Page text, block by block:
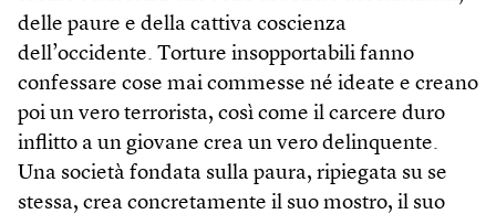
delle paure e della cattiva coscienza
dell’occidente. Torture insopportabili fanno
confessare cose mai commesse né ideate e creano
poi un vero terrorista, così come il carcere duro
inflitto a un giovane crea un vero delinquente.
Una società fondata sulla paura, ripiegata su se
stessa, crea concretamente il suo mostro, il suo